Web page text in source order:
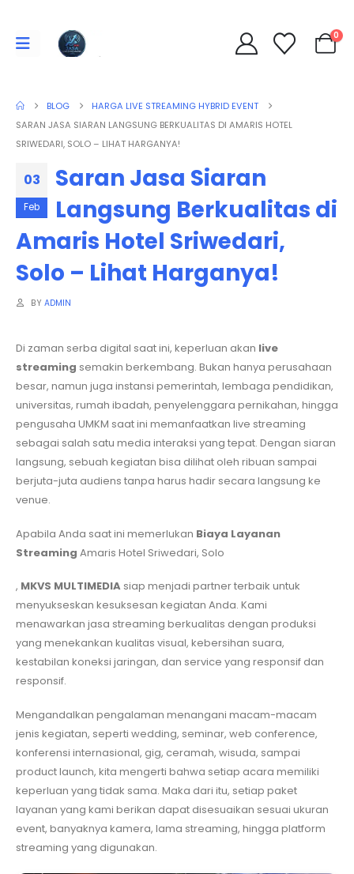
0
BLOG
HARGA LIVE STREAMING HYBRID EVENT
SARAN JASA SIARAN LANGSUNG BERKUALITAS DI AMARIS HOTEL
SRIWEDARI, SOLO – LIHAT HARGANYA!
03
Feb
Saran Jasa Siaran
Langsung Berkualitas di
Amaris Hotel Sriwedari,
Solo – Lihat Harganya!
BY ADMIN
Di zaman serba digital saat ini, keperluan akan live
streaming semakin berkembang. Bukan hanya perusahaan
besar, namun juga instansi pemerintah, lembaga pendidikan,
universitas, rumah ibadah, penyelenggara pernikahan, hingga
pengusaha UMKM saat ini memanfaatkan live streaming
sebagai salah satu media interaksi yang tepat. Dengan siaran
langsung, sebuah kegiatan bisa dilihat oleh ribuan sampai
berjuta-juta audiens tanpa harus hadir secara langsung ke
venue.
Apabila Anda saat ini memerlukan Biaya Layanan
Streaming Amaris Hotel Sriwedari, Solo
, MKVS MULTIMEDIA siap menjadi partner terbaik untuk
menyukseskan kesuksesan kegiatan Anda. Kami
menawarkan jasa streaming berkualitas dengan produksi
yang menekankan kualitas visual, kebersihan suara,
kestabilan koneksi jaringan, dan service yang responsif dan
responsif.
Mengandalkan pengalaman menangani macam-macam
jenis kegiatan, seperti wedding, seminar, web conference,
konferensi internasional, gig, ceramah, wisuda, sampai
product launch, kita mengerti bahwa setiap acara memiliki
keperluan yang tidak sama. Maka dari itu, setiap paket
layanan yang kami berikan dapat disesuaikan sesuai ukuran
event, banyaknya kamera, lama streaming, hingga platform
streaming yang digunakan.